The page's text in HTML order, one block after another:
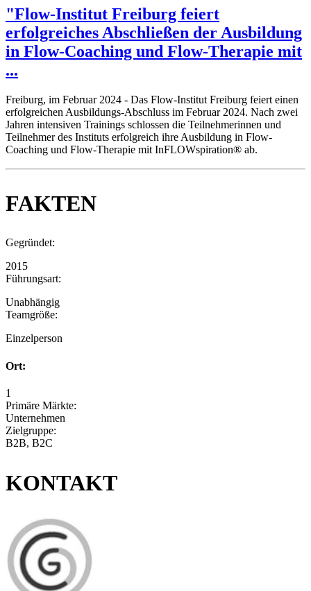
"Flow-Institut Freiburg feiert
erfolgreiches Abschließen der Ausbildung
in Flow-Coaching und Flow-Therapie mit
...
Freiburg, im Februar 2024 - Das Flow-Institut Freiburg feiert einen
erfolgreichen Ausbildungs-Abschluss im Februar 2024. Nach zwei
Jahren intensiven Trainings schlossen die Teilnehmerinnen und
Teilnehmer des Instituts erfolgreich ihre Ausbildung in Flow-
Coaching und Flow-Therapie mit InFLOWspiration® ab.
FAKTEN
Gegründet:
2015
Führungsart:
Unabhängig
Teamgröße:
Einzelperson
Ort:
1
Primäre Märkte:
Unternehmen
Zielgruppe:
B2B, B2C
KONTAKT